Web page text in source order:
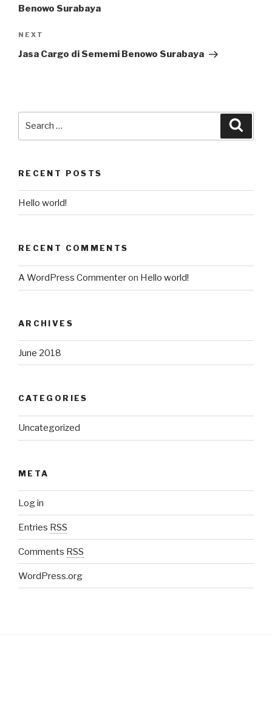
Benowo Surabaya
NEXT
Jasa Cargo di Sememi Benowo Surabaya
RECENT POSTS
Hello world!
RECENT COMMENTS
A WordPress Commenteron Hello world!
ARCHIVES
June 2018
CATEGORIES
Uncategorized
META
Log in
Entries RSS
Comments RSS
WordPress.org